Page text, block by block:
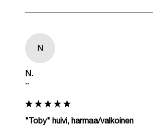
N
N.
""
"Toby" huivi, harmaa/valkoinen